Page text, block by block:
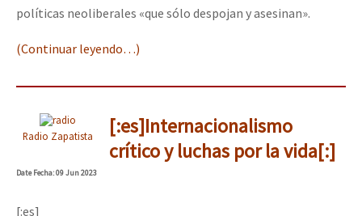
políticas neoliberales «que sólo despojan y asesinan».
(Continuar leyendo…)
Radio Zapatista
[:es]Internacionalismo
crítico y luchas por la vida[:]
DateFecha: 09 Jun 2023
[:es]